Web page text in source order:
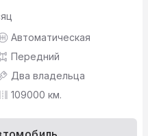
Автоматическая
Передний
Два владельца
109000 км.